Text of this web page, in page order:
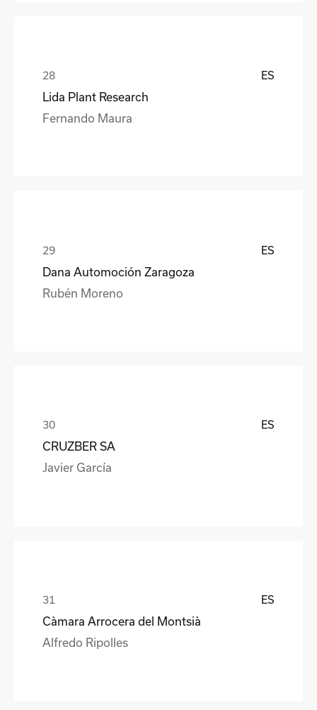
ES
Lida Plant Research
Fernando Maura
ES
Dana Automoción Zaragoza
Rubén Moreno
ES
CRUZBER SA
Javier García
ES
Càmara Arrocera del Montsià
Alfredo Ripolles